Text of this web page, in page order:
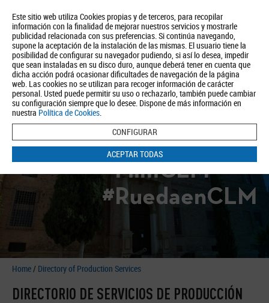
Este sitio web utiliza Cookies propias y de terceros, para recopilar
información con la finalidad de mejorar nuestros servicios y mostrarle
publicidad relacionada con sus preferencias. Si continúa navegando,
supone la aceptación de la instalación de las mismas. El usuario tiene la
posibilidad de configurar su navegador pudiendo, si así lo desea, impedir
que sean instaladas en su disco duro, aunque deberá tener en cuenta que
dicha acción podrá ocasionar dificultades de navegación de la página
web. Las cookies no se utilizan para recoger información de carácter
personal. Usted puede permitir su uso o rechazarlo, también puede cambiar
su configuración siempre que lo desee. Dispone de más información en
nuestra Política de Cookies.
CONFIGURAR
ACEPTAR TODAS
About us Tourism Política de Privacidad Aviso Legal Política de Cookies
BUSCAR
#FilmCLM
#RuedaenCLM
Home/ Directory of Production Services
DIRECTORIO DE SERVICIOS DE PRODUCCIÓN